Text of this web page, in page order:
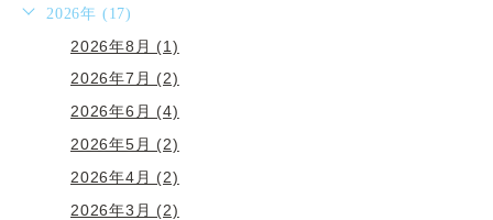
2026年 (17)
2026年8月 (1)
2026年7月 (2)
2026年6月 (4)
2026年5月 (2)
2026年4月 (2)
2026年3月 (2)